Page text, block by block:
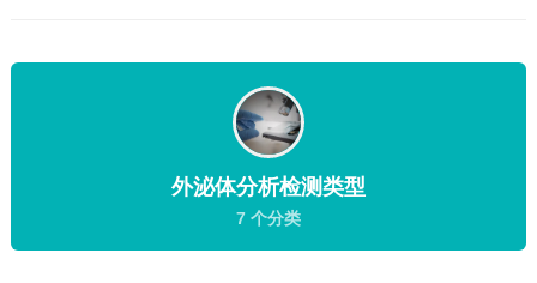
外泌体分析检测类型
7 个分类